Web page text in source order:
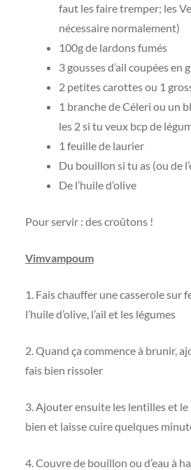
faut les faire tremper; les
nécessaire normalement)
100g de lardons fumés
3 gousses d’ail coupées en
2 petites carottes ou 1
1 branche de Céleri ou un
les 2 si tu veux bcp de
1 feuille de laurier
Du bouillon si tu as (ou de
De l’huile d’olive
Pour servir : des croûtons !
Vimvampoum
1. Fais chauffer une casserole sur
l’huile d’olive, l’ail et les légumes
2. Quand ça commence à brunir,
fais bien rissoler
3. Ajouter ensuite les lentilles et
bien et laisse cuire quelques
4. Couvre de bouillon ou d’eau à